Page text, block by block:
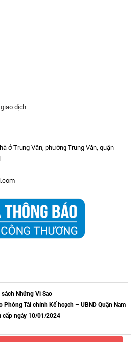
dịch
ở Trung Văn, phường Trung Văn, quận
sách Những Vì Sao
Tài chính Kế hoạch – UBND Quận Nam
cấp ngày 10/01/2024